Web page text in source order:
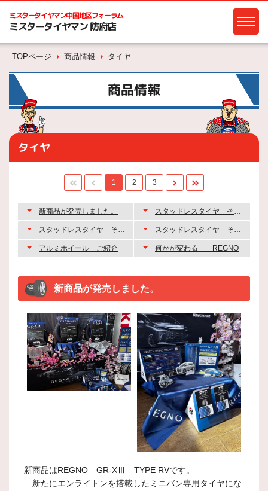
ミスタータイヤマン中国地区フォーラム
ミスタータイヤマン 防府店
TOPページ 商品情報 タイヤ
商品情報
タイヤ
1 2 3
新商品が発売しました。 スタッドレスタイヤ その1
スタッドレスタイヤ その2 スタッドレスタイヤ その3
アルミホイール ご紹介 何かが変わる REGNO
新商品が発売しました。
新商品はREGNO GR‐XⅢ TYPE RVです。
新たにエンライトンを搭載したミニバン専用タイヤにな